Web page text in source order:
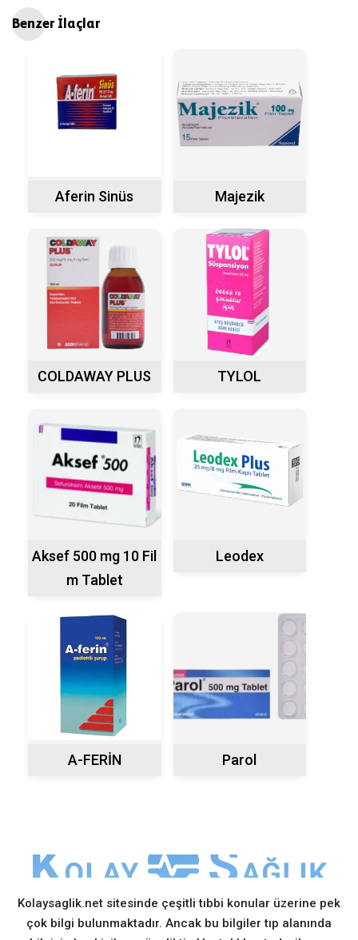
Benzer İlaçlar
Aferin Sinüs Majezik
COLDAWAY PLUS TYLOL
Aksef 500 mg 10 Fil
m Tablet
Leodex
A-FERİN Parol
Kolaysaglik.net sitesinde çeşitli tıbbi konular üzerine pek
çok bilgi bulunmaktadır. Ancak bu bilgiler tıp alanında